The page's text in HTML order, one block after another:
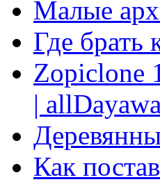
Малые
Где брать
Zopiclone
|
Как